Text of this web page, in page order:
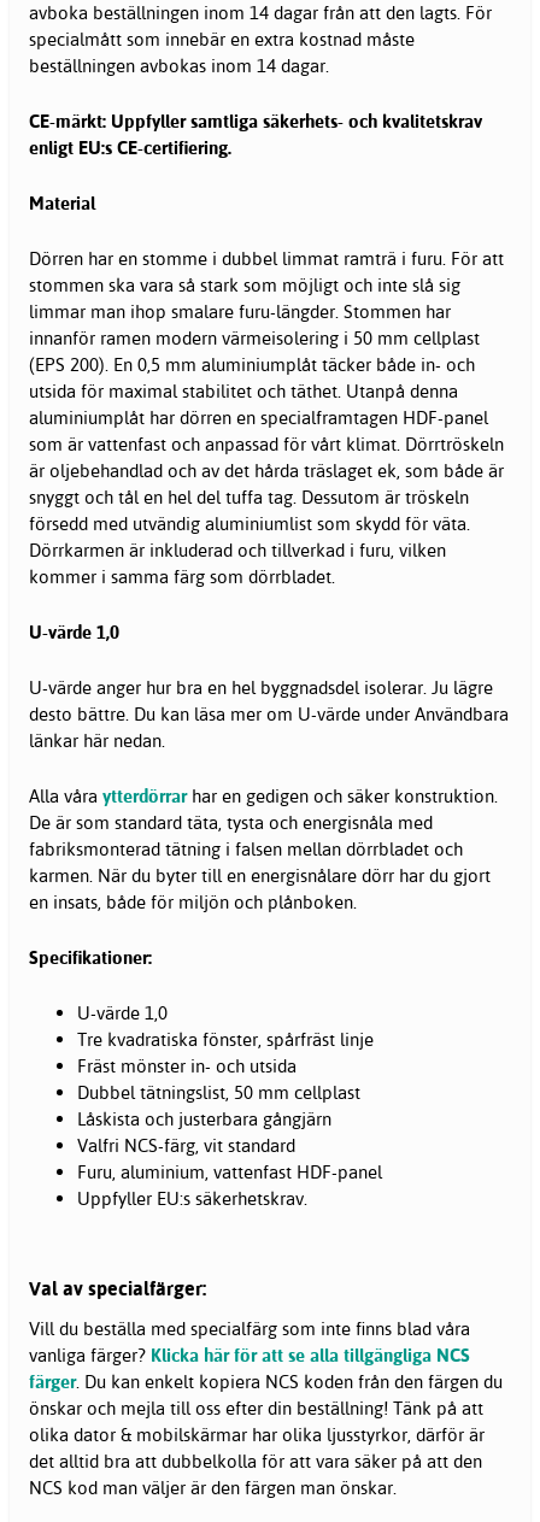
avboka beställningen inom 14 dagar från att den lagts. För
specialmått som innebär en extra kostnad måste
beställningen avbokas inom 14 dagar.
CE-märkt: Uppfyller samtliga säkerhets- och kvalitetskrav
enligt EU:s CE-certifiering.
Material
Dörren har en stomme i dubbel limmat ramträ i furu. För att
stommen ska vara så stark som möjligt och inte slå sig
limmar man ihop smalare furu-längder. Stommen har
innanför ramen modern värmeisolering i 50 mm cellplast
(EPS 200). En 0,5 mm aluminiumplåt täcker både in- och
utsida för maximal stabilitet och täthet. Utanpå denna
aluminiumplåt har dörren en specialframtagen HDF-panel
som är vattenfast och anpassad för vårt klimat. Dörrtröskeln
är oljebehandlad och av det hårda träslaget ek, som både är
snyggt och tål en hel del tuffa tag. Dessutom är tröskeln
försedd med utvändig aluminiumlist som skydd för väta.
Dörrkarmen är inkluderad och tillverkad i furu, vilken
kommer i samma färg som dörrbladet.
U-värde 1,0
U-värde anger hur bra en hel byggnadsdel isolerar. Ju lägre
desto bättre. Du kan läsa mer om U-värde under Användbara
länkar här nedan.
Alla våra ytterdörrarhar en gedigen och säker konstruktion.
De är som standard täta, tysta och energisnåla med
fabriksmonterad tätning i falsen mellan dörrbladet och
karmen. När du byter till en energisnålare dörr har du gjort
en insats, både för miljön och plånboken.
Specifikationer:
U-värde 1,0
Tre kvadratiska fönster, spårfräst linje
Fräst mönster in- och utsida
Dubbel tätningslist, 50 mm cellplast
Låskista och justerbara gångjärn
Valfri NCS-färg, vit standard
Furu, aluminium, vattenfast HDF-panel
Uppfyller EU:s säkerhetskrav.
Val av specialfärger:
Vill du beställa med specialfärg som inte finns blad våra
vanliga färger? Klicka här för att se alla tillgängliga NCS
färger. Du kan enkelt kopiera NCS koden från den färgen du
önskar och mejla till oss efter din beställning! Tänk på att
olika dator & mobilskärmar har olika ljusstyrkor, därför är
det alltid bra att dubbelkolla för att vara säker på att den
NCS kod man väljer är den färgen man önskar.